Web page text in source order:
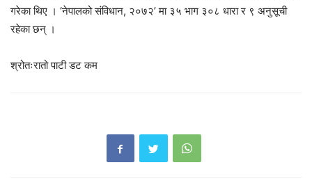
गरेका थिए । ‘नेपालको संविधान, २०७२’ मा ३५ भाग ३०८ धारा र ९ अनुसूची
रहेका छन् ।
श्रोतःरातो पाटी डट कम